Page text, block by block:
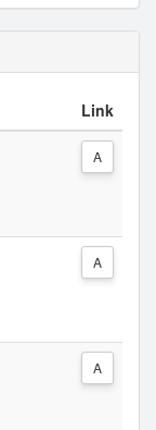
Link
A
A
A